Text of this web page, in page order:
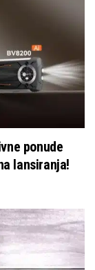
ponude
lansiranja!